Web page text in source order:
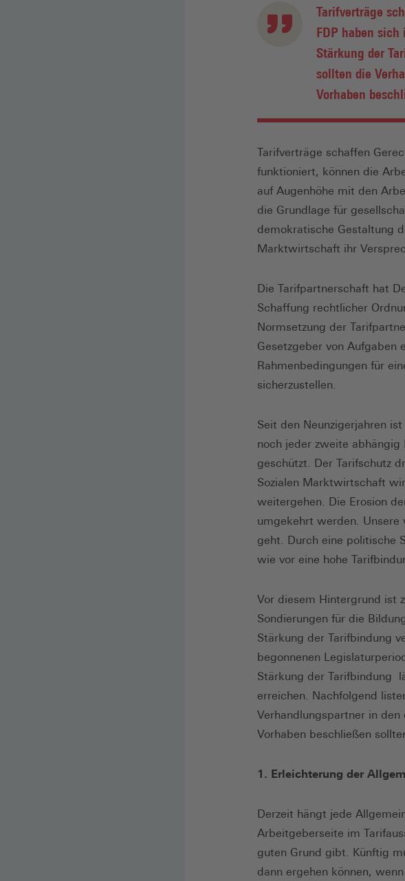
Tarifverträge
FDP haben
Stärkung der
sollten die
Vorhaben
Tarifverträge schaffen
funktioniert, können die
auf Augenhöhe mit den
die Grundlage für
demokratische Gestaltung
Marktwirtschaft ihr
Die Tarifpartnerschaft hat
Schaffung rechtlicher
Normsetzung der
Gesetzgeber von
Rahmenbedingungen für
sicherzustellen.
Seit den Neunzigerjahren
noch jeder zweite
geschützt. Der Tarifschutz
Sozialen Marktwirtschaft
weitergehen. Die Erosion
umgekehrt werden. Unsere
geht. Durch eine politische
wie vor eine hohe
Vor diesem Hintergrund ist
Sondierungen für die
Stärkung der Tarifbindung
begonnenen
Stärkung der Tarifbindung
erreichen. Nachfolgend
Verhandlungspartner in
Vorhaben beschließen
1. Erleichterung der
Derzeit hängt jede
Arbeitgeberseite im
guten Grund gibt. Künftig
dann ergehen können,